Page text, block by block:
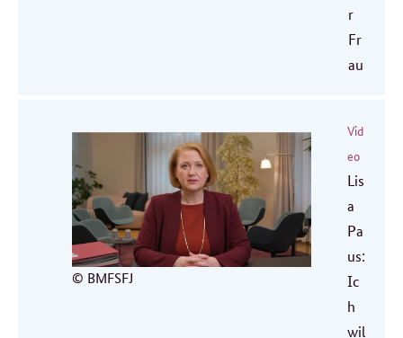
r
Fr
au
© BMFSFJ
Vid
eo
Lis
a
Pa
us:
Ic
h
wil